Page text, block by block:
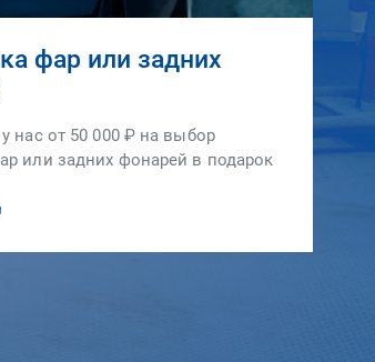
фар или задних
нас от 50 000 ₽ на выбор
или задних фонарей в подарок